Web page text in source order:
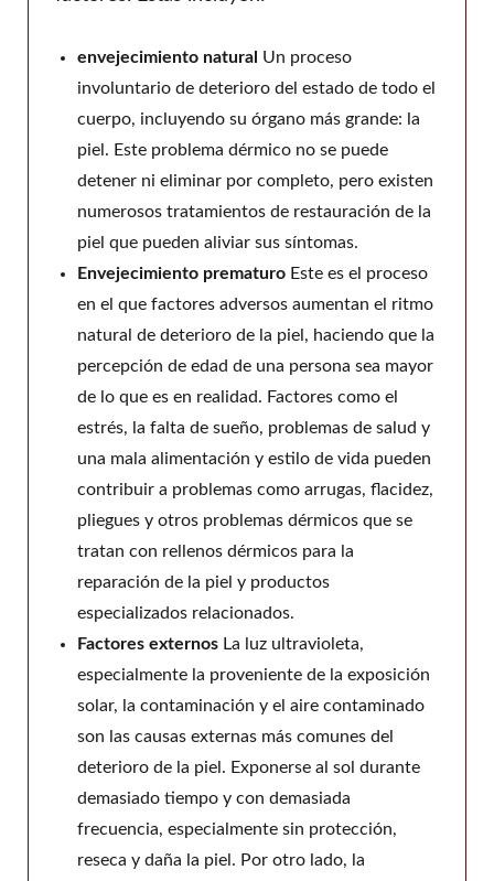
envejecimiento natural Un proceso
involuntario de deterioro del estado de todo el
cuerpo, incluyendo su órgano más grande: la
piel. Este problema dérmico no se puede
detener ni eliminar por completo, pero existen
numerosos tratamientos de restauración de la
piel que pueden aliviar sus síntomas.
Envejecimiento prematuro Este es el proceso
en el que factores adversos aumentan el ritmo
natural de deterioro de la piel, haciendo que la
percepción de edad de una persona sea mayor
de lo que es en realidad. Factores como el
estrés, la falta de sueño, problemas de salud y
una mala alimentación y estilo de vida pueden
contribuir a problemas como arrugas, flacidez,
pliegues y otros problemas dérmicos que se
tratan con rellenos dérmicos para la
reparación de la piel y productos
especializados relacionados.
Factores externos La luz ultravioleta,
especialmente la proveniente de la exposición
solar, la contaminación y el aire contaminado
son las causas externas más comunes del
deterioro de la piel. Exponerse al sol durante
demasiado tiempo y con demasiada
frecuencia, especialmente sin protección,
reseca y daña la piel. Por otro lado, la